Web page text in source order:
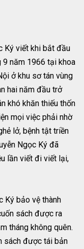
Ký viết khi bắt đầu
9 năm 1966 tại khoa
ở khu sơ tán vùng
hai năm đầu trở
khó khăn thiếu thốn
mọi việc phải nhờ
lở, bệnh tật triền
Ngọc Ký đã
lần viết đi viết lại,
Ký bảo vệ thành
sách được ra
tháng không quên.
sách được tái bản